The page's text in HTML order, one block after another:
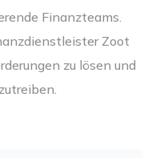
Finanzteams.
Zoot
zu lösen und